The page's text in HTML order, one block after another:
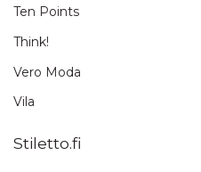
Ten Points
Think!
Vero Moda
Vila
Stiletto.fi